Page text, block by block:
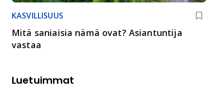
KASVILLISUUS
Mitä saniaisia nämä ovat? Asiantuntija
vastaa
Luetuimmat